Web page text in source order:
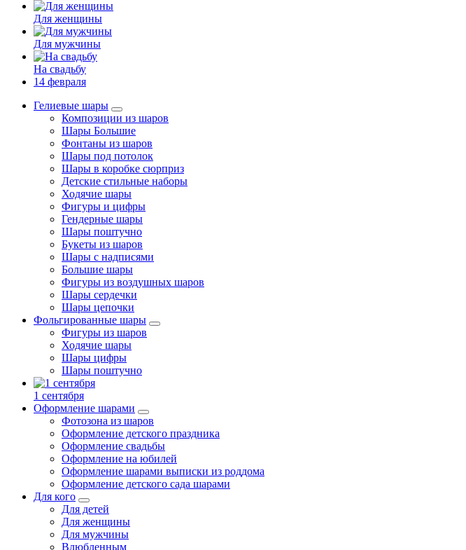
Для женщины
Для мужчины
На свадьбу
14 февраля
Гелиевые шары
Композиции из шаров
Шары Большие
Фонтаны из шаров
Шары под потолок
Шары в коробке сюрприз
Детские стильные наборы
Ходячие шары
Фигуры и цифры
Гендерные шары
Шары поштучно
Букеты из шаров
Шары с надписями
Большие шары
Фигуры из воздушных шаров
Шары сердечки
Шары цепочки
Фольгированные шары
Фигуры из шаров
Ходячие шары
Шары цифры
Шары поштучно
1 сентября
Оформление шарами
Фотозона из шаров
Оформление детского праздника
Оформление свадьбы
Оформление на юбилей
Оформление шарами выписки из роддома
Оформление детского сада шарами
Для кого
Для детей
Для женщины
Для мужчины
Влюбленным